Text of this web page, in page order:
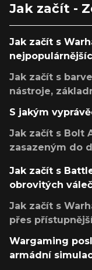
Jak začít -
Jak začít s
Jak začít s
nástroje,
S jakým
Jak začít s Bolt
zasazeným do
Jak začít s
obrovitých
Jak začít s
přes
Wargaming
armádní